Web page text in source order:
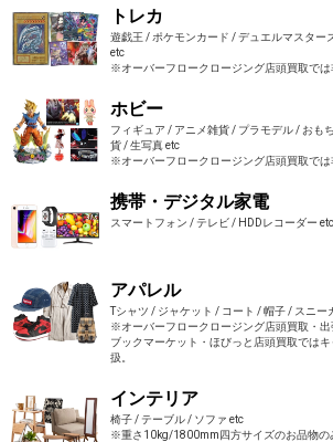
トレカ
遊戯王 / ポケモンカード / デュエルマスター
etc
※オーバーフロークロージング店頭買取では
ホビー
フィギュア / アニメ雑貨 / プラモデル / おも
貨 / 生写真 etc
※オーバーフロークロージング店頭買取では
携帯・デジタル家電
スマートフォン / テレビ / HDDレコーダー etc
アパレル
Tシャツ / ジャケット / コート / 帽子 / スニー
※オーバーフロークロージング店頭買取・出
ブックマーケット・ほびっと店頭買取では
扱。
インテリア
椅子 / テーブル / ソファ etc
※重さ10kg/1800mm四方サイズのお品物の